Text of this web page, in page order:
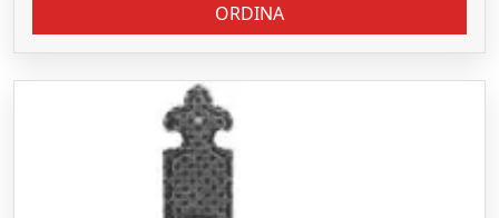
ORDINA